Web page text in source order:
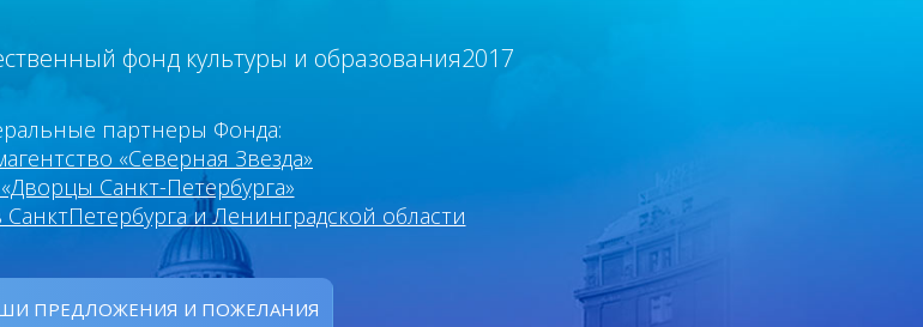
фонд культуры и образования2017
партнеры Фонда:
«Северная Звезда»
Санкт-Петербурга»
и Ленинградской области
ПРЕДЛОЖЕНИЯ И ПОЖЕЛАНИЯ